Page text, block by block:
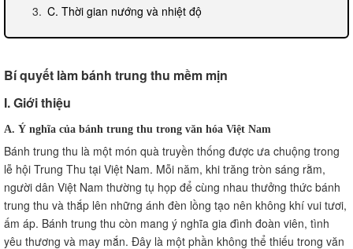
C. Thời gian nướng và nhiệt độ
B. Sử dụng nước màu từ các loại hoa quả
A. Sử dụng gia vị truyền thống
B. Thêm các loại hạt và đậu khô
VII. Cách bảo quản bánh trung thu
A. Đóng gói bánh trung thu
B. Bảo quản bánh trung thu trong tủ lạnh
VIII. Câu hỏi thường gặp về việc làm bánh trung thu
A. Làm thế nào để bánh trung thu không bị nứt khi
nướng?
Bí quyết làm bánh trung thu mềm mịn
I. Giới thiệu
A. Ý nghĩa của bánh trung thu trong văn hóa Việt Nam
Bánh trung thu là một món quà truyền thống được ưa chuộng trong
lễ hội Trung Thu tại Việt Nam. Mỗi năm, khi trăng tròn sáng rằm,
người dân Việt Nam thường tụ họp để cùng nhau thưởng thức bánh
trung thu và thắp lên những ánh đèn lồng tạo nên không khí vui tươi,
ấm áp. Bánh trung thu còn mang ý nghĩa gia đình đoàn viên, tình
yêu thương và may mắn. Đây là một phần không thể thiếu trong văn